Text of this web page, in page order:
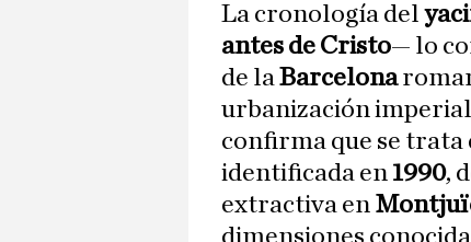
La cronología del
antes de Cristo— lo
de laBarcelona
urbanización
confirma que se
identificada en 1990,
extractiva en